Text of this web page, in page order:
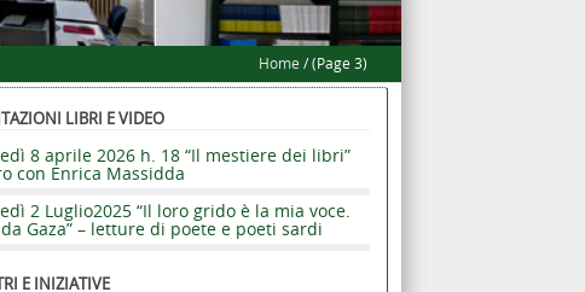
Home / (Page 3)
LIBRI E VIDEO
8 aprile 2026 h. 18 “Il mestiere dei libri”
con Enrica Massidda
2 Luglio2025 “Il loro grido è la mia voce.
da Gaza” – letture di poete e poeti sardi
E INIZIATIVE